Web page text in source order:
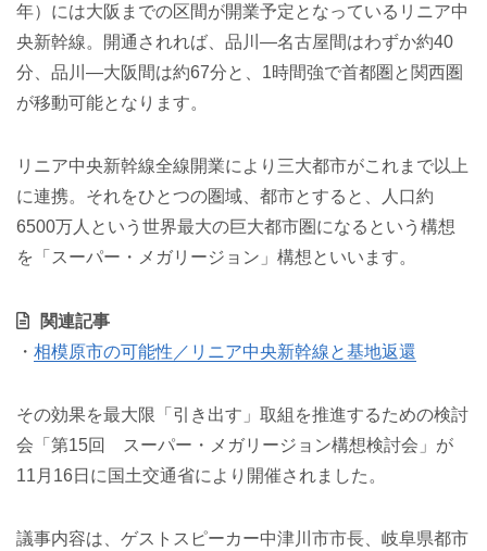
年）には大阪までの区間が開業予定となっているリニア中
央新幹線。開通されれば、品川―名古屋間はわずか約40
分、品川―大阪間は約67分と、1時間強で首都圏と関西圏
が移動可能となります。
リニア中央新幹線全線開業により三大都市がこれまで以上
に連携。それをひとつの圏域、都市とすると、人口約
6500万人という世界最大の巨大都市圏になるという構想
を「スーパー・メガリージョン」構想といいます。
関連記事
・ 相模原市の可能性／リニア中央新幹線と基地返還
その効果を最大限「引き出す」取組を推進するための検討
会「第15回 スーパー・メガリージョン構想検討会」が
11月16日に国土交通省により開催されました。
議事内容は、ゲストスピーカー中津川市市長、岐阜県都市